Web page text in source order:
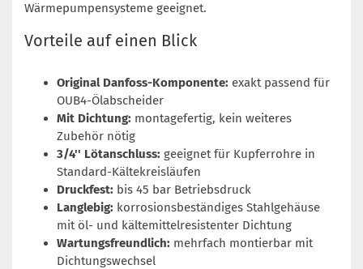
Wärmepumpensysteme geeignet.
Vorteile auf einen Blick
Original Danfoss-Komponente: exakt passend für
OUB4-Ölabscheider
Mit Dichtung: montagefertig, kein weiteres
Zubehör nötig
3/4'' Lötanschluss: geeignet für Kupferrohre in
Standard-Kältekreisläufen
Druckfest: bis 45 bar Betriebsdruck
Langlebig: korrosionsbeständiges Stahlgehäuse
mit öl- und kältemittelresistenter Dichtung
Wartungsfreundlich: mehrfach montierbar mit
Dichtungswechsel